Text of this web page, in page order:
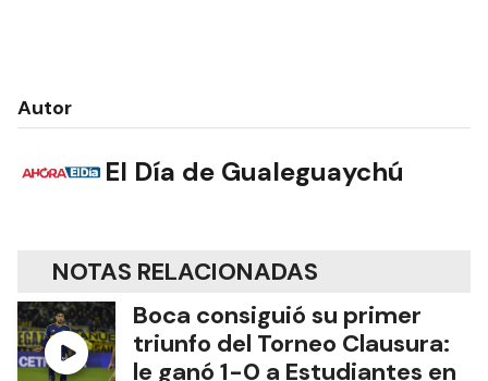
Autor
El Día de Gualeguaychú
NOTAS RELACIONADAS
Boca consiguió su primer
triunfo del Torneo Clausura:
le ganó 1-0 a Estudiantes en